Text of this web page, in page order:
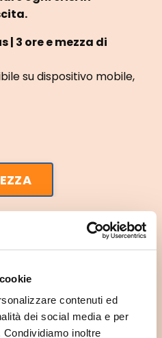
contenuti ed
dei social media e per
inoltre
| 3 ore e mezza di
su dispositivo mobile,
per smettere
ansia e
la vita felicemente e